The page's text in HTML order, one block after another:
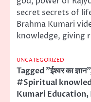
secret secrets of
Brahma Kumari
knowledge, giving
UNCATEGORIZED
Tagged"ईश्वर का ज्ञान"
#Spiritual
Kumari Education,